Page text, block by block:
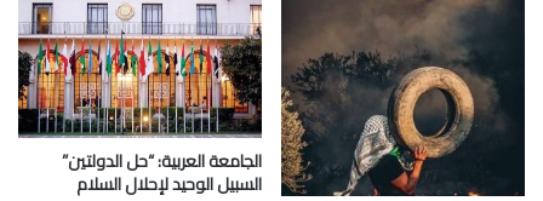
الجامعة العربية: “حل الدولتين”
السبيل الوحيد لإحلال السلام